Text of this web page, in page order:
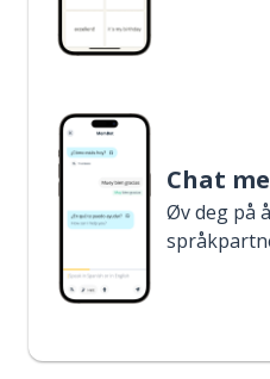
Chat
Øv deg på